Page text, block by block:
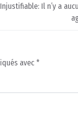
Injustifiable: Il n’y a
avec *